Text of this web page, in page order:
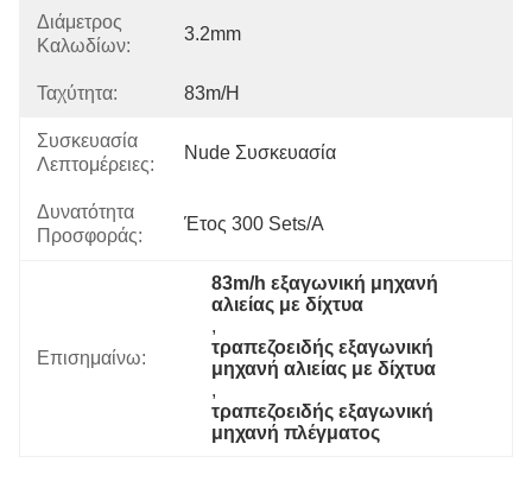
Διάμετρος
Καλωδίων:
3.2mm
Ταχύτητα: 83m/h
Συσκευασία
Λεπτομέρειες:
Nude Συσκευασία
Δυνατότητα
Προσφοράς:
Έτος 300 Sets/a
Επισημαίνω:
83m/h εξαγωνική μηχανή
αλιείας με δίχτυα
,
τραπεζοειδής εξαγωνική
μηχανή αλιείας με δίχτυα
,
τραπεζοειδής εξαγωνική
μηχανή πλέγματος